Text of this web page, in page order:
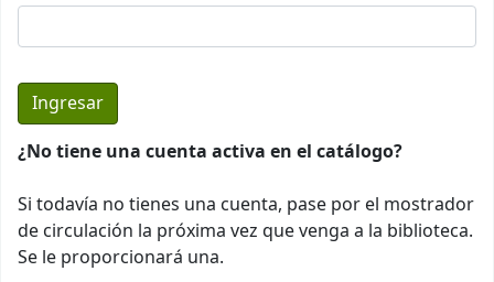
¿No tiene una cuenta activa en el catálogo?
Si todavía no tienes una cuenta, pase por el mostrador
de circulación la próxima vez que venga a la biblioteca.
Se le proporcionará una.